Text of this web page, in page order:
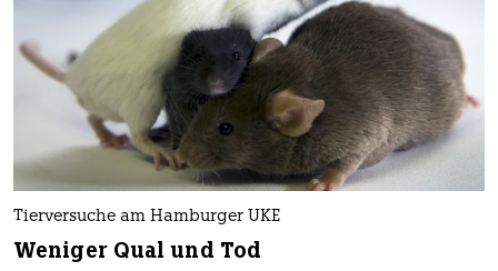
Tierversuche am Hamburger UKE
Weniger Qual und Tod